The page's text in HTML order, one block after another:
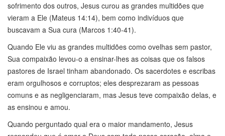
sofrimento dos outros, Jesus curou as grandes multidões que
vieram a Ele (Mateus 14:14), bem como indivíduos que
buscavam a Sua cura (Marcos 1:40-41).
Quando Ele viu as grandes multidões como ovelhas sem pastor,
Sua compaixão levou-o a ensinar-lhes as coisas que os falsos
pastores de Israel tinham abandonado. Os sacerdotes e escribas
eram orgulhosos e corruptos; eles desprezaram as pessoas
comuns e as negligenciaram, mas Jesus teve compaixão delas, e
as ensinou e amou.
Quando perguntado qual era o maior mandamento, Jesus